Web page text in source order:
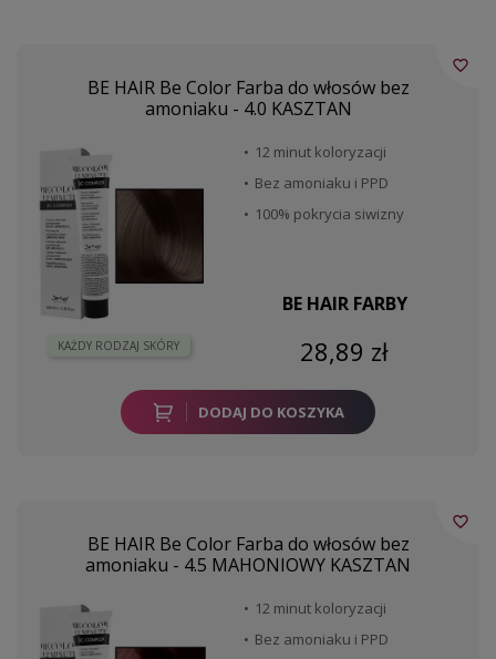
BE HAIR Be Color Farba do włosów bez
amoniaku - 4.0 KASZTAN
KAŻDY RODZAJ SKÓRY
12 minut koloryzacji
Bez amoniaku i PPD
100% pokrycia siwizny
BE HAIR FARBY
28,89 zł
DODAJ DO KOSZYKA
favorite_border
BE HAIR Be Color Farba do włosów bez
amoniaku - 4.5 MAHONIOWY KASZTAN
12 minut koloryzacji
Bez amoniaku i PPD
favorite_border